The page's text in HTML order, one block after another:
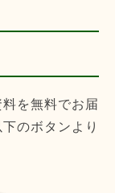
を無料でお届
のボタンより